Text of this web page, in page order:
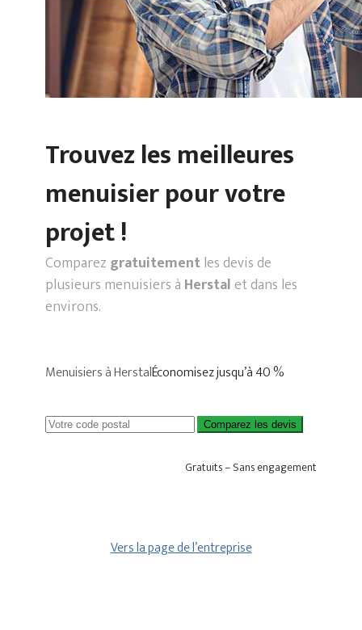
Trouvez les meilleures
menuisier pour votre
projet !
Comparez gratuitementles devis de
plusieurs menuisiers à Herstalet dans les
environs.
Menuisiers à HerstalÉconomisez jusqu’à 40 %
Comparez les devis
Gratuits – Sans engagement
Vers la page de l’entreprise